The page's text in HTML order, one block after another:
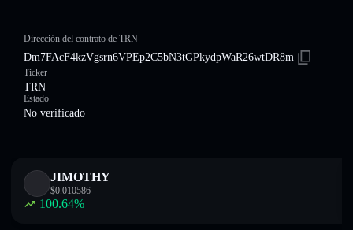
Dirección del contrato de TRN
Dm7FAcF4kzVgsrn6VPEp2C5bN3tGPkydpWaR26wtDR8m
Ticker
TRN
Estado
No verificado
JIMOTHY
$0.010586
100.64%